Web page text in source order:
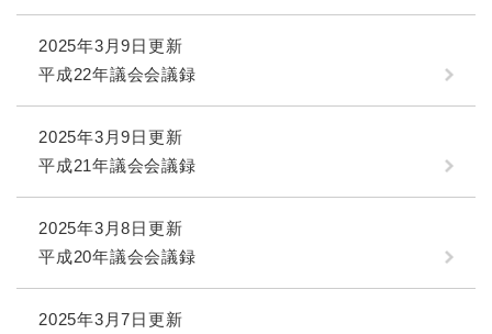
2025年3月9日更新
平成22年議会会議録
2025年3月9日更新
平成21年議会会議録
2025年3月8日更新
平成20年議会会議録
2025年3月7日更新